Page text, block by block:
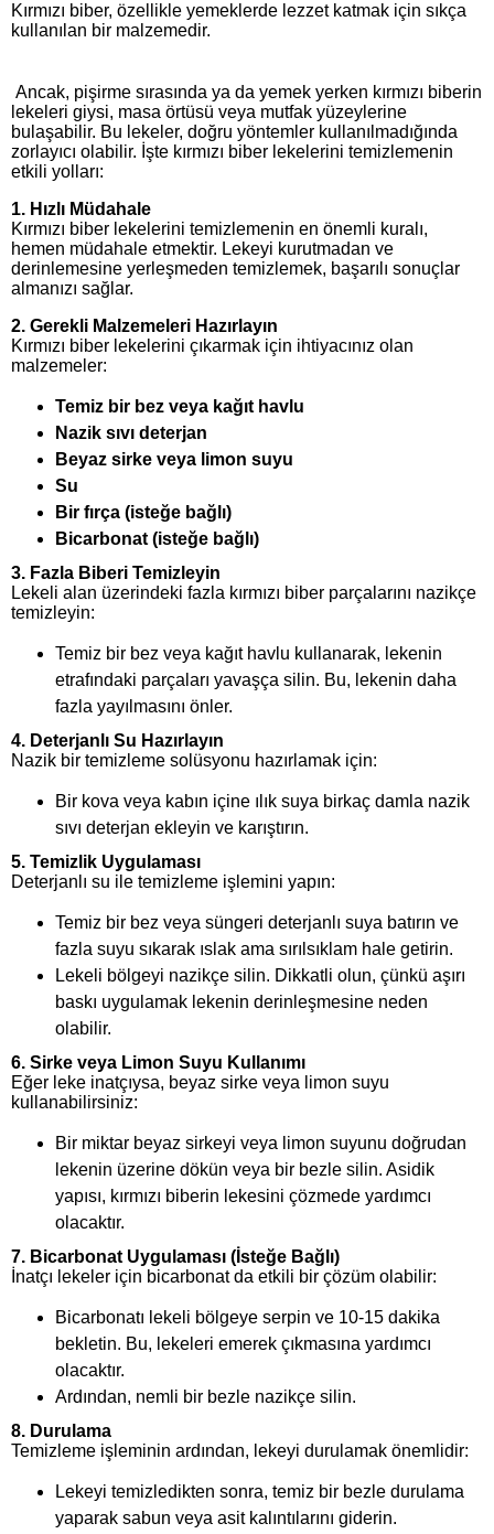
Kırmızı biber, özellikle yemeklerde lezzet katmak için sıkça
kullanılan bir malzemedir.
Ancak, pişirme sırasında ya da yemek yerken kırmızı biberin
lekeleri giysi, masa örtüsü veya mutfak yüzeylerine
bulaşabilir. Bu lekeler, doğru yöntemler kullanılmadığında
zorlayıcı olabilir. İşte kırmızı biber lekelerini temizlemenin
etkili yolları:
1. Hızlı Müdahale
Kırmızı biber lekelerini temizlemenin en önemli kuralı,
hemen müdahale etmektir. Lekeyi kurutmadan ve
derinlemesine yerleşmeden temizlemek, başarılı sonuçlar
almanızı sağlar.
2. Gerekli Malzemeleri Hazırlayın
Kırmızı biber lekelerini çıkarmak için ihtiyacınız olan
malzemeler:
Temiz bir bez veya kağıt havlu
Nazik sıvı deterjan
Beyaz sirke veya limon suyu
Su
Bir fırça (isteğe bağlı)
Bicarbonat (isteğe bağlı)
3. Fazla Biberi Temizleyin
Lekeli alan üzerindeki fazla kırmızı biber parçalarını nazikçe
temizleyin:
Temiz bir bez veya kağıt havlu kullanarak, lekenin
etrafındaki parçaları yavaşça silin. Bu, lekenin daha
fazla yayılmasını önler.
4. Deterjanlı Su Hazırlayın
Nazik bir temizleme solüsyonu hazırlamak için:
Bir kova veya kabın içine ılık suya birkaç damla nazik
sıvı deterjan ekleyin ve karıştırın.
5. Temizlik Uygulaması
Deterjanlı su ile temizleme işlemini yapın:
Temiz bir bez veya süngeri deterjanlı suya batırın ve
fazla suyu sıkarak ıslak ama sırılsıklam hale getirin.
Lekeli bölgeyi nazikçe silin. Dikkatli olun, çünkü aşırı
baskı uygulamak lekenin derinleşmesine neden
olabilir.
6. Sirke veya Limon Suyu Kullanımı
Eğer leke inatçıysa, beyaz sirke veya limon suyu
kullanabilirsiniz:
Bir miktar beyaz sirkeyi veya limon suyunu doğrudan
lekenin üzerine dökün veya bir bezle silin. Asidik
yapısı, kırmızı biberin lekesini çözmede yardımcı
olacaktır.
7. Bicarbonat Uygulaması (İsteğe Bağlı)
İnatçı lekeler için bicarbonat da etkili bir çözüm olabilir:
Bicarbonatı lekeli bölgeye serpin ve 10-15 dakika
bekletin. Bu, lekeleri emerek çıkmasına yardımcı
olacaktır.
Ardından, nemli bir bezle nazikçe silin.
8. Durulama
Temizleme işleminin ardından, lekeyi durulamak önemlidir:
Lekeyi temizledikten sonra, temiz bir bezle durulama
yaparak sabun veya asit kalıntılarını giderin.